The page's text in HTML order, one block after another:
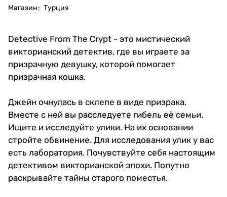
Магазин: Турция
Detective From The Crypt - это мистический
викторианский детектив, где вы играете за
призрачную девушку, которой помогает
призрачная кошка.
Джейн очнулась в склепе в виде призрака.
Вместе с ней вы расследуете гибель её семьи.
Ищите и исследуйте улики. На их основании
стройте обвинение. Для исследования улик у вас
есть лаборатория. Почувствуйте себя настоящим
детективом викторианской эпохи. Попутно
раскрывайте тайны старого поместья.